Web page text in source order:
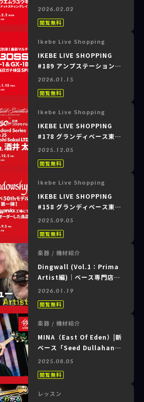
～ウエムラユウキ（ポルカド
MXR×Aguilar｜イケベオリ
2026.02.02
閲覧無料
Ikebe Live Shopping
IKEBE LIVE SHOPPING
#189 アンプステーション＆
グランディベース東京 ～
ルチ GX-1 & GX-1B 発表当
2026.01.15
閲覧無料
Ikebe Live Shopping
IKEBE LIVE SHOPPING
#178 グランディベース東京
～Black Smoker Guitar×
ル！Standard Series
2025.12.05
閲覧無料
Ikebe Live Shopping
IKEBE LIVE SHOPPING
#158 グランディベース東京
～Sadowsky｜イケベ50th
Warwick工場にて直接オー
ダーした逸品～
2025.09.05
閲覧無料
楽器 / 機材紹介
Dingwall (Vol.1：Prima
Artist編)｜ベース専門店ス
タッフが迫る！Sheldon
ュー
2026.01.19
閲覧無料
楽器 / 機材紹介
MINA（East Of Eden）|新
ベース「Seed Dullahan」
発売記念イベント
N.M.G.
2025.08.05
閲覧無料
レッスン